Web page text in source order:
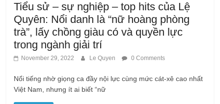
Tiểu sử – sự nghiệp – top hits của Lệ
Quyên: Nổi danh là “nữ hoàng phòng
trà”, lấy chồng giàu có và quyền lực
trong ngành giải trí
November 29, 2022 Le Quyen 0 Comments
Nổi tiếng nhờ giọng ca đầy nội lực cùng mức cát-xê cao nhất
Việt Nam, nhưng ít ai biết “nữ